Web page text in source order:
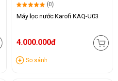
(0)
Máy lọc nước Karofi KAQ-U03
4.000.000đ
So sánh